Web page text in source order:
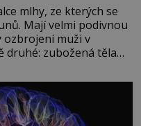
mlhy, ze kterých se
Mají velmi podivnou
ozbrojení muži v
druhé: zubožená těla
roku 1945, druhá
Stolpsee